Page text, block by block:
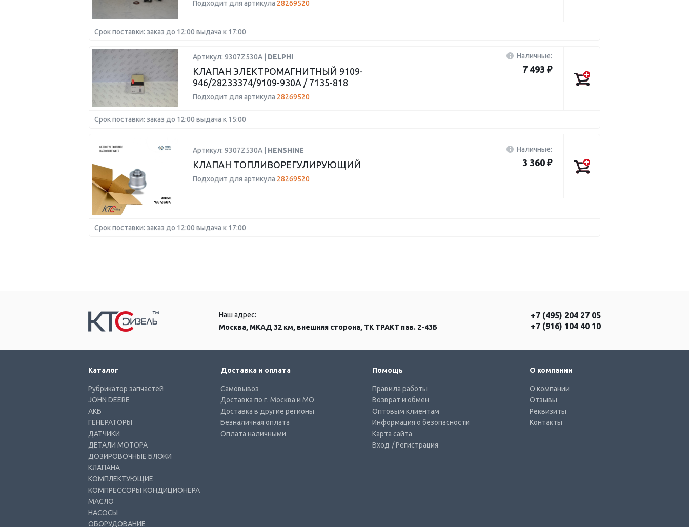
Подходит для артикула 28269520
Срок поставки: заказ до 12:00 выдача к 17:00
Артикул: 9307Z530A | DELPHI
КЛАПАН ЭЛЕКТРОМАГНИТНЫЙ 9109-
946/28233374/9109-930A / 7135-818
Подходит для артикула 28269520
Наличные:
7 493 ₽
Срок поставки: заказ до 12:00 выдача к 15:00
Артикул: 9307Z530A | HENSHINE
КЛАПАН ТОПЛИВОРЕГУЛИРУЮЩИЙ
Подходит для артикула 28269520
Наличные:
3 360 ₽
Срок поставки: заказ до 12:00 выдача к 17:00
Наш адрес:
Москва, МКАД 32 км, внешняя сторона, ТК ТРАКТ пав. 2-43Б
+7 (495) 204 27 05
+7 (916) 104 40 10
Каталог
Рубрикатор запчастей
JOHN DEERE
АКБ
ГЕНЕРАТОРЫ
ДАТЧИКИ
ДЕТАЛИ МОТОРА
ДОЗИРОВОЧНЫЕ БЛОКИ
КЛАПАНА
КОМПЛЕКТУЮЩИЕ
КОМПРЕССОРЫ КОНДИЦИОНЕРА
МАСЛО
НАСОСЫ
ОБОРУДОВАНИЕ
Доставка и оплата
Самовывоз
Доставка по г. Москва и МО
Доставка в другие регионы
Безналичная оплата
Оплата наличными
Помощь
Правила работы
Возврат и обмен
Оптовым клиентам
Информация о безопасности
Карта сайта
Вход / Регистрация
О компании
О компании
Отзывы
Реквизиты
Контакты